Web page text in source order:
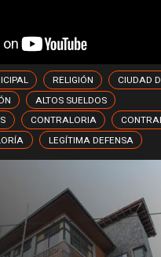
RELIGIÓN
CIUDAD
ALTOS SUELDOS
CONTRALORIA
LEGÍTIMA DEFENSA